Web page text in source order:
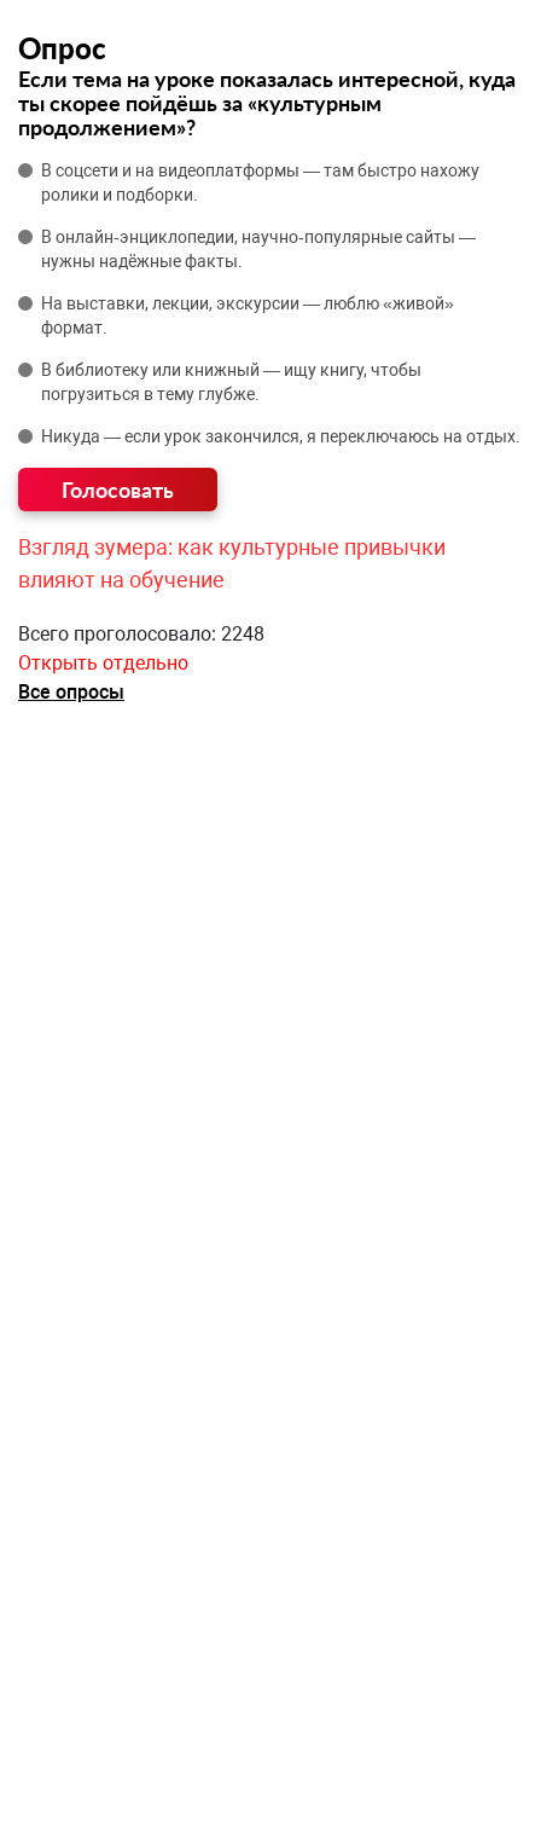
Опрос
Если тема на уроке показалась интересной, куда
ты скорее пойдёшь за «культурным
продолжением»?
В соцсети и на видеоплатформы — там быстро нахожу
ролики и подборки.
В онлайн‑энциклопедии, научно‑популярные сайты —
нужны надёжные факты.
На выставки, лекции, экскурсии — люблю «живой»
формат.
В библиотеку или книжный — ищу книгу, чтобы
погрузиться в тему глубже.
Никуда — если урок закончился, я переключаюсь на отдых.
Взгляд зумера: как культурные привычки
влияют на обучение
Всего проголосовало: 2248
Открыть отдельно
Все опросы